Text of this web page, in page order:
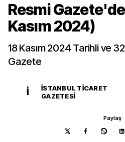
Resmi
Kasım 2024)
18 Kasım 2024 Tarihli ve
Gazete
İ
İSTANBUL TICARET
GAZETESI
Paylaş